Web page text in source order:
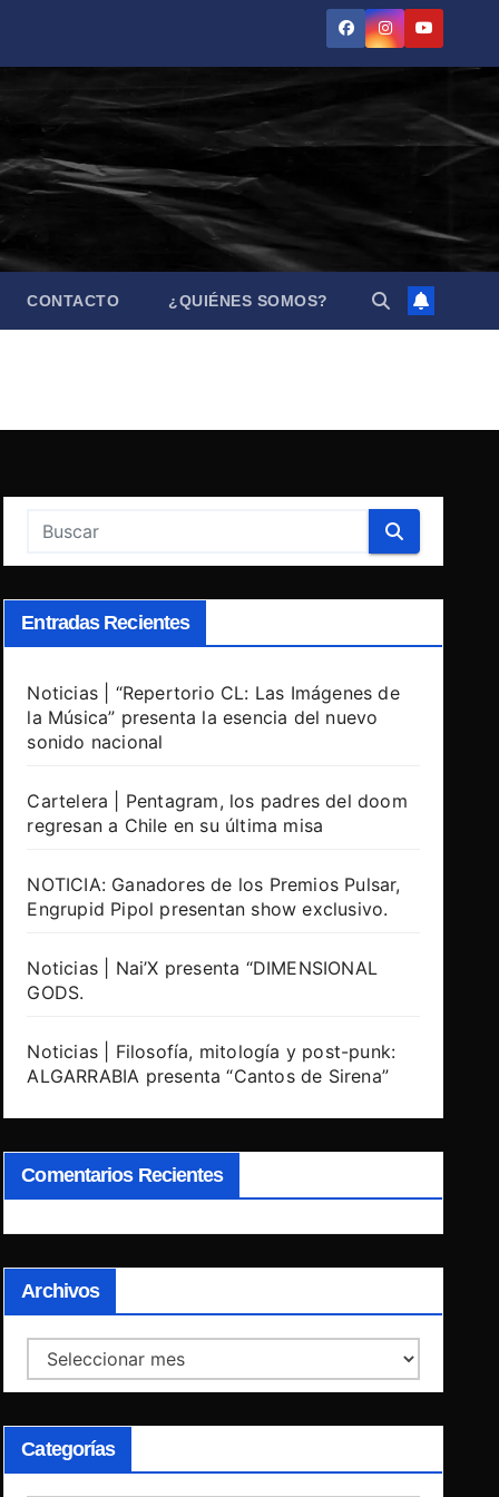
CONTACTO ¿QUIÉNES SOMOS?
Entradas Recientes
Noticias | “Repertorio CL: Las Imágenes de
la Música” presenta la esencia del nuevo
sonido nacional
Cartelera | Pentagram, los padres del doom
regresan a Chile en su última misa
NOTICIA: Ganadores de los Premios Pulsar,
Engrupid Pipol presentan show exclusivo.
Noticias | Nai’X presenta “DIMENSIONAL
GODS.
Noticias | Filosofía, mitología y post-punk:
ALGARRABIA presenta “Cantos de Sirena”
Comentarios Recientes
Archivos
Archivos
Categorías